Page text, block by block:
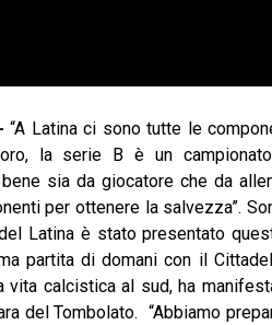
“A Latina ci sono tutte le
la serie B è un
sia da giocatore che da
per ottenere la salvezza”.
Latina è stato presentato
partita di domani con il
calcistica al sud, ha
del Tombolato. “Abbiamo